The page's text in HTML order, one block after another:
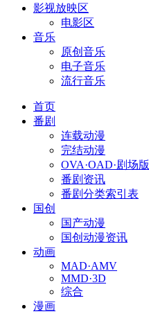
影视放映区
电影区
音乐
原创音乐
电子音乐
流行音乐
首页
番剧
连载动漫
完结动漫
OVA·OAD·剧场版
番剧资讯
番剧分类索引表
国创
国产动漫
国创动漫资讯
动画
MAD·AMV
MMD·3D
综合
漫画